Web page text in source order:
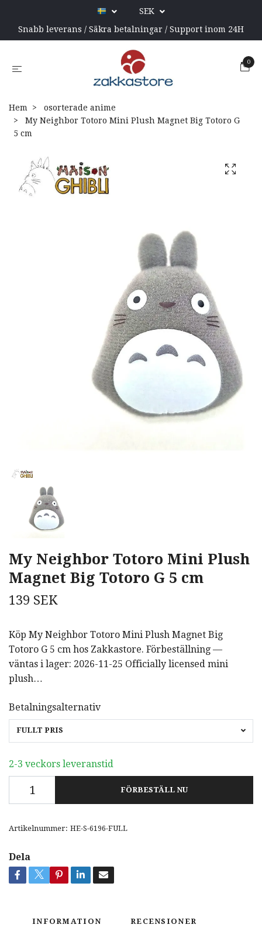
SEK
Snabb leverans / Säkra betalningar / Support inom 24H
0
Hem
osorterade anime
My Neighbor Totoro Mini Plush Magnet Big Totoro G
5 cm
My Neighbor Totoro Mini Plush
Magnet Big Totoro G 5 cm
139 SEK
Köp My Neighbor Totoro Mini Plush Magnet Big
Totoro G 5 cm hos Zakkastore. Förbeställning —
väntas i lager: 2026-11-25 Officially licensed mini
plush…
Betalningsalternativ
FULLT PRIS
2-3 veckors leveranstid
FÖRBESTÄLL NU
Artikelnummer: HE-S-6196-FULL
Dela
INFORMATION RECENSIONER